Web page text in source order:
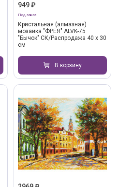
949 ₽
Под заказ
Кристальная (алмазная)
мозаика "ФРЕЯ" ALVK-75
"Бычок" СК/Распродажа 40 х 30
см
В корзину